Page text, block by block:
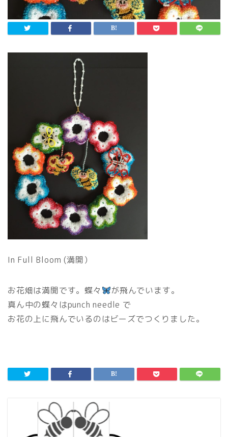
In Full Bloom (満開）
お花畑は満開です。蝶々
が飛んでいます。
真ん中の蝶々はpunch needle で
お花の上に飛んでいるのはビーズでつくりました。